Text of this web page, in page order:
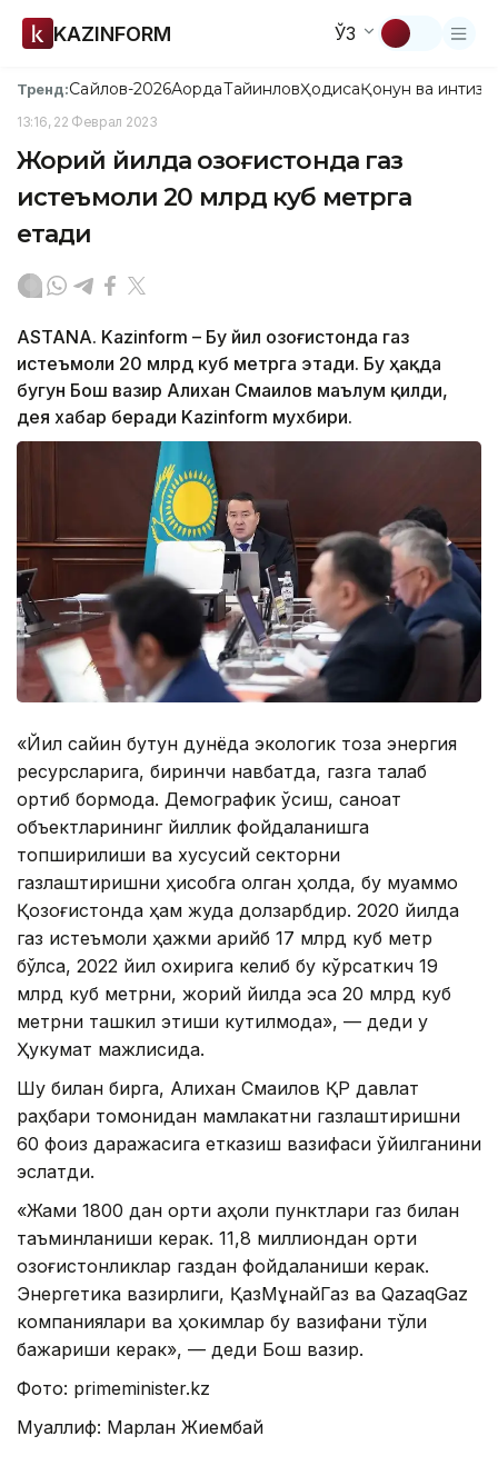
KAZINFORM ЎЗ
Тренд:Сайлов-2026АқордаТайинловҲодисаҚонун ва
13:16, 22 Феврал 2023
Жорий йилда Қозоғистонда газ
истеъмоли 20 млрд куб метрга
етади
ASTANA. Kazinform – Бу йил Қозоғистонда газ
истеъмоли 20 млрд куб метрга этади. Бу ҳақда
бугун Бош вазир Алихан Смаилов маълум қилди,
дея хабар беради Kazinform мухбири.
«Йил сайин бутун дунёда экологик тоза энергия
ресурсларига, биринчи навбатда, газга талаб
ортиб бормоқда. Демографик ўсиш, саноат
объектларининг йиллик фойдаланишга
топширилиши ва хусусий секторни
газлаштиришни ҳисобга олган ҳолда, бу муаммо
Қозоғистонда ҳам жуда долзарбдир. 2020 йилда
газ истеъмоли ҳажми қарийб 17 млрд куб метр
бўлса, 2022 йил охирига келиб бу кўрсаткич 19
млрд куб метрни, жорий йилда эса 20 млрд куб
метрни ташкил этиши кутилмоқда», — деди у
Ҳукумат мажлисида.
Шу билан бирга, Алихан Смаилов ҚР давлат
раҳбари томонидан мамлакатни газлаштиришни
60 фоиз даражасига етказиш вазифаси қўйилганини
эслатди.
«Жами 1800 дан ортиқ аҳоли пунктлари газ билан
таъминланиши керак. 11,8 миллиондан ортиқ
қозоғистонликлар газдан фойдаланиши керак.
Энергетика вазирлиги, ҚазМұнайГаз ва QazaqGaz
компаниялари ва ҳокимлар бу вазифани тўлиқ
бажариши керак», — деди Бош вазир.
Фото: primeminister.kz
Муаллиф: Марлан Жиембай